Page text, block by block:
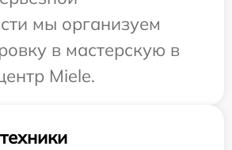
мы организуем
в мастерскую в
Miele.